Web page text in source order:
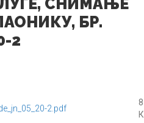
СНИМАЊЕ
БР.
2
2.pdf